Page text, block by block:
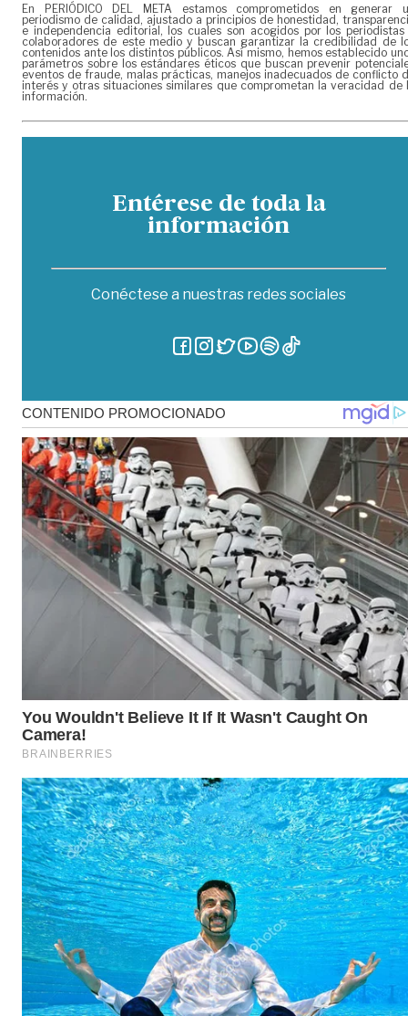
En PERIÓDICO DEL META estamos comprometidos en generar
periodismo de calidad, ajustado a principios de honestidad,
e independencia editorial, los cuales son acogidos por los periodistas
colaboradores de este medio y buscan garantizar la credibilidad de
contenidos ante los distintos públicos. Así mismo, hemos establecido
parámetros sobre los estándares éticos que buscan prevenir
eventos de fraude, malas prácticas, manejos inadecuados de conflicto
interés y otras situaciones similares que comprometan la veracidad de
información.
Entérese de toda la
información
Conéctese a nuestras redes sociales